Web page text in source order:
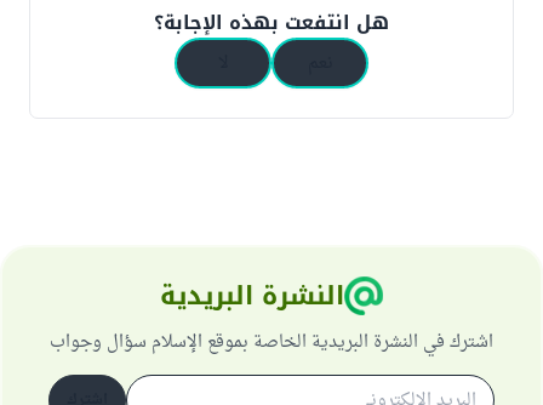
هل انتفعت بهذه الإجابة؟
النشرة البريدية
اشترك في النشرة البريدية الخاصة بموقع الإسلام سؤال وجواب